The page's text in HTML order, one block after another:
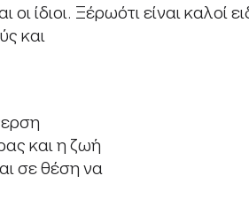
Ξέρωότι είναι καλοί
και
και η ζωή
σε θέση να